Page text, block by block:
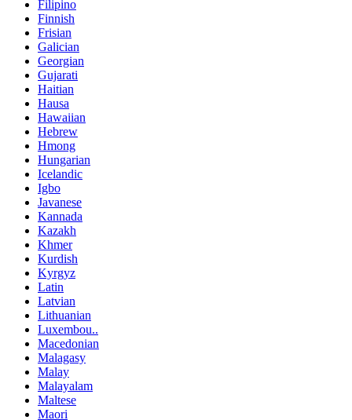
Filipino
Finnish
Frisian
Galician
Georgian
Gujarati
Haitian
Hausa
Hawaiian
Hebrew
Hmong
Hungarian
Icelandic
Igbo
Javanese
Kannada
Kazakh
Khmer
Kurdish
Kyrgyz
Latin
Latvian
Lithuanian
Luxembou..
Macedonian
Malagasy
Malay
Malayalam
Maltese
Maori